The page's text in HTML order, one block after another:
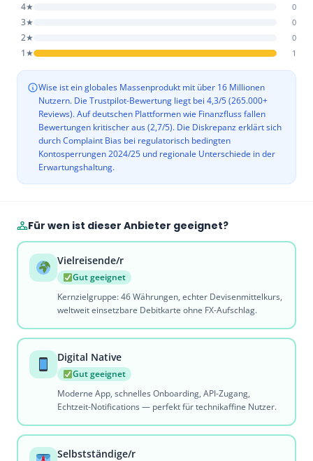
4★ 0
3★ 0
2★ 0
1★ 1
Wise ist ein globales Massenprodukt mit über 16 Millionen
Nutzern. Die Trustpilot-Bewertung liegt bei 4,3/5 (265.000+
Reviews). Auf deutschen Plattformen wie Finanzfluss fallen
Bewertungen kritischer aus (2,7/5). Die Diskrepanz erklärt sich
durch Complaint Bias bei regulatorisch bedingten
Kontosperrungen 2024/25 und regionale Unterschiede in der
Erwartungshaltung.
Für wen ist dieser Anbieter geeignet?
Vielreisende/r
Gut geeignet
Kernzielgruppe: 46 Währungen, echter Devisenmittelkurs,
weltweit einsetzbare Debitkarte ohne FX-Aufschlag.
Digital Native
Gut geeignet
Moderne App, schnelles Onboarding, API-Zugang,
Echtzeit-Notifications — perfekt für technikaffine Nutzer.
Selbstständige/r